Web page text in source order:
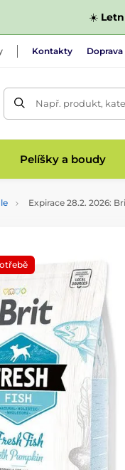
☀️
Kontakty
Např. produkt,
Pelíšky a boudy
Expirace 28.2. 2026: